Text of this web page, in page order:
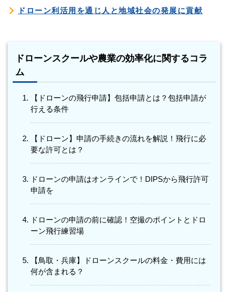
ドローン利活用を通じ人と地域社会の発展に貢献
ドローンスクールや農業の効率化に関するコラ
ム
【ドローンの飛行申請】包括申請とは？包括申請が
行える条件
【ドローン】申請の手続きの流れを解説！飛行に必
要な許可とは？
ドローンの申請はオンラインで！DIPSから飛行許可
申請を
ドローンの申請の前に確認！空撮のポイントとドロ
ーン飛行練習場
【鳥取・兵庫】ドローンスクールの料金・費用には
何が含まれる？